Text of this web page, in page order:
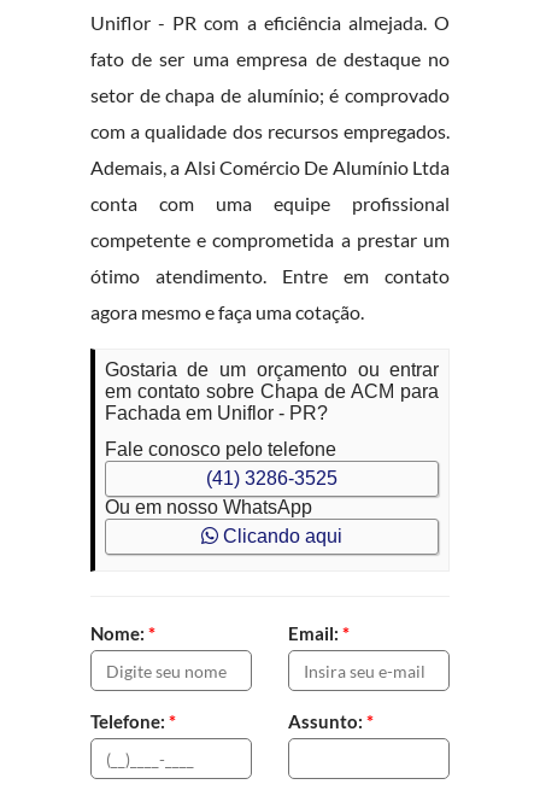
Uniflor - PR com a eficiência almejada. O
fato de ser uma empresa de destaque no
setor de chapa de alumínio; é comprovado
com a qualidade dos recursos empregados.
Ademais, a Alsi Comércio De Alumínio Ltda
conta com uma equipe profissional
competente e comprometida a prestar um
ótimo atendimento. Entre em contato
agora mesmo e faça uma cotação.
Gostaria de um orçamento ou entrar
em contato sobre Chapa de ACM para
Fachada em Uniflor - PR?
Fale conosco pelo telefone
(41) 3286-3525
Ou em nosso WhatsApp
Clicando aqui
Nome: * Email: *
Telefone: * Assunto: *